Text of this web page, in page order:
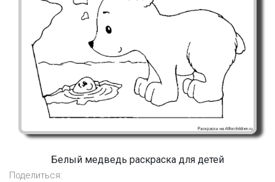
Белый медведь раскраска для детей
Поделиться: